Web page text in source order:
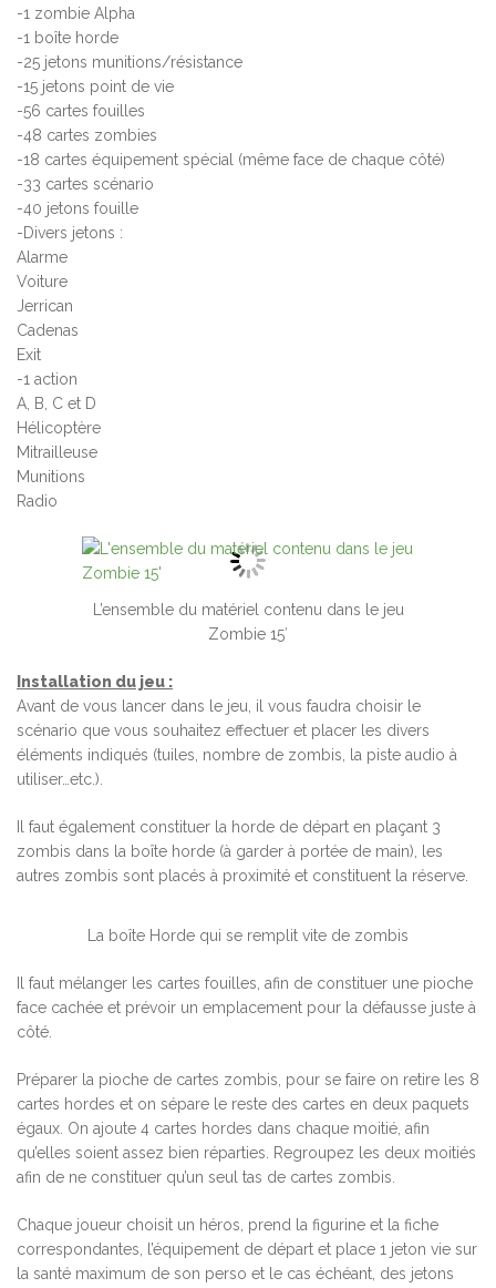
-1 zombie Alpha
-1 boîte horde
-25 jetons munitions/résistance
-15 jetons point de vie
-56 cartes fouilles
-48 cartes zombies
-18 cartes équipement spécial (même face de chaque côté)
-33 cartes scénario
-40 jetons fouille
-Divers jetons :
Alarme
Voiture
Jerrican
Cadenas
Exit
-1 action
A, B, C et D
Hélicoptère
Mitrailleuse
Munitions
Radio
L’ensemble du matériel contenu dans le jeu
Zombie 15′
Installation du jeu :
Avant de vous lancer dans le jeu, il vous faudra choisir le
scénario que vous souhaitez effectuer et placer les divers
éléments indiqués (tuiles, nombre de zombis, la piste audio à
utiliser…etc.).
Il faut également constituer la horde de départ en plaçant 3
zombis dans la boîte horde (à garder à portée de main), les
autres zombis sont placés à proximité et constituent la réserve.
La boîte Horde qui se remplit vite de zombis
Il faut mélanger les cartes fouilles, afin de constituer une pioche
face cachée et prévoir un emplacement pour la défausse juste à
côté.
Préparer la pioche de cartes zombis, pour se faire on retire les 8
cartes hordes et on sépare le reste des cartes en deux paquets
égaux. On ajoute 4 cartes hordes dans chaque moitié, afin
qu’elles soient assez bien réparties. Regroupez les deux moitiés
afin de ne constituer qu’un seul tas de cartes zombis.
Chaque joueur choisit un héros, prend la figurine et la fiche
correspondantes, l’équipement de départ et place 1 jeton vie sur
la santé maximum de son perso et le cas échéant, des jetons